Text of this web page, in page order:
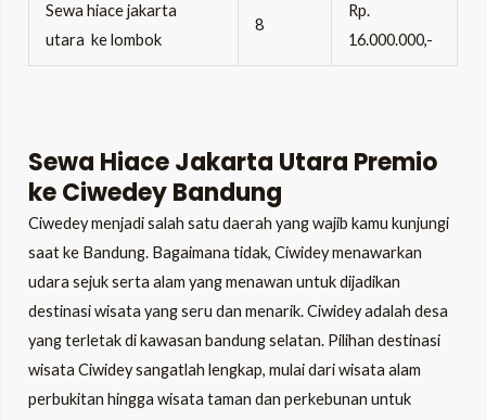
Sewa hiace jakarta
utara ke lombok
8
Rp.
16.000.000,-
Sewa Hiace Jakarta Utara Premio
ke Ciwedey Bandung
Ciwedey menjadi salah satu daerah yang wajib kamu kunjungi
saat ke Bandung. Bagaimana tidak, Ciwidey menawarkan
udara sejuk serta alam yang menawan untuk dijadikan
destinasi wisata yang seru dan menarik. Ciwidey adalah desa
yang terletak di kawasan bandung selatan. Pilihan destinasi
wisata Ciwidey sangatlah lengkap, mulai dari wisata alam
perbukitan hingga wisata taman dan perkebunan untuk